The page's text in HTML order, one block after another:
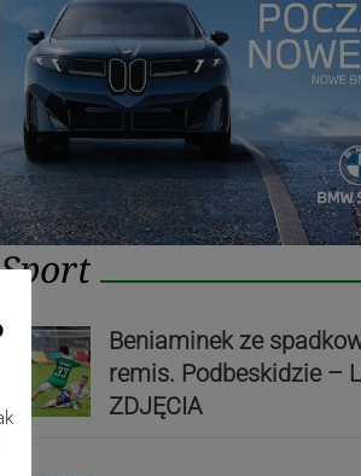
Sport
Beniaminek ze
remis. Podbeskidzie –
ZDJĘCIA